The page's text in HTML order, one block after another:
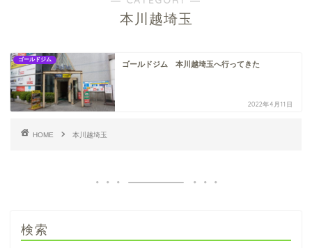
本川越埼玉
ゴールドジム
ゴールドジム 本川越埼玉へ行ってきた
2022年4月11日
HOME 本川越埼玉
検索